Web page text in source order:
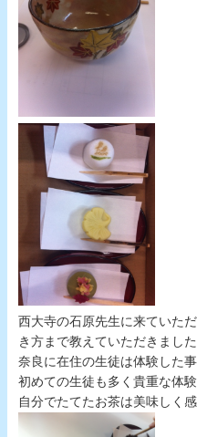
西大寺の石原先生に来ていた
き方まで教えていただきました
奈良に在住の生徒は体験した
初めての生徒も多く貴重な体
自分でたてたお茶は美味しく